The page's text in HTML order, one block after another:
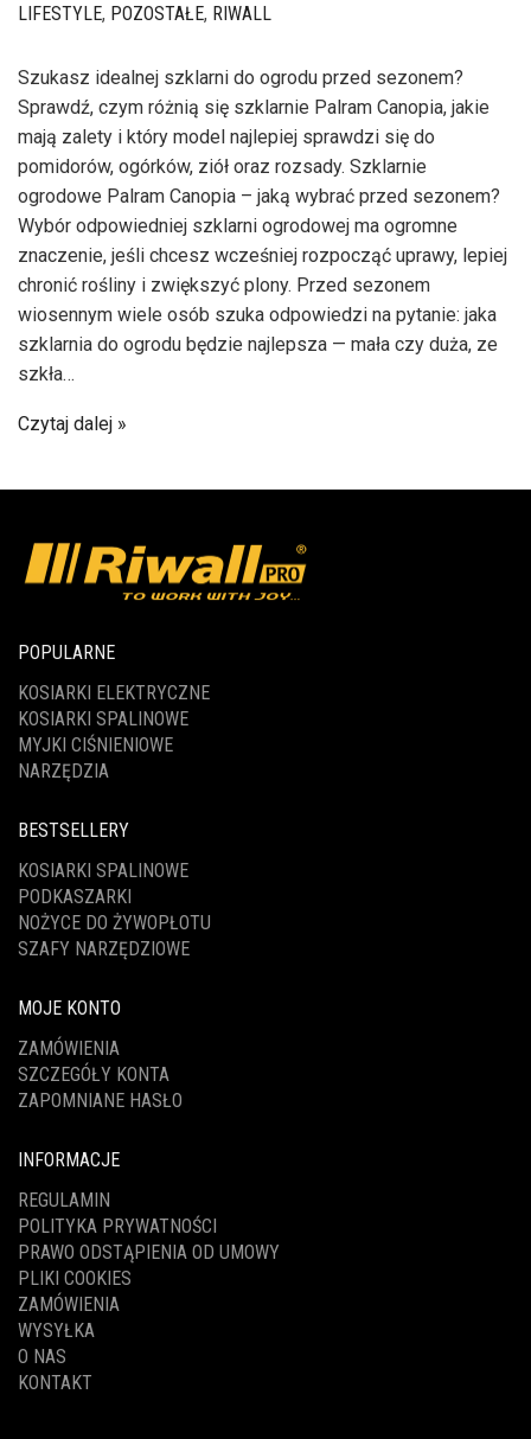
LIFESTYLE, POZOSTAŁE, RIWALL
Szukasz idealnej szklarni do ogrodu przed sezonem?
Sprawdź, czym różnią się szklarnie Palram Canopia, jakie
mają zalety i który model najlepiej sprawdzi się do
pomidorów, ogórków, ziół oraz rozsady. Szklarnie
ogrodowe Palram Canopia – jaką wybrać przed sezonem?
Wybór odpowiedniej szklarni ogrodowej ma ogromne
znaczenie, jeśli chcesz wcześniej rozpocząć uprawy, lepiej
chronić rośliny i zwiększyć plony. Przed sezonem
wiosennym wiele osób szuka odpowiedzi na pytanie: jaka
szklarnia do ogrodu będzie najlepsza — mała czy duża, ze
szkła…
Czytaj dalej
POPULARNE
KOSIARKI ELEKTRYCZNE
KOSIARKI SPALINOWE
MYJKI CIŚNIENIOWE
NARZĘDZIA
BESTSELLERY
KOSIARKI SPALINOWE
PODKASZARKI
NOŻYCE DO ŻYWOPŁOTU
SZAFY NARZĘDZIOWE
MOJE KONTO
ZAMÓWIENIA
SZCZEGÓŁY KONTA
ZAPOMNIANE HASŁO
INFORMACJE
REGULAMIN
POLITYKA PRYWATNOŚCI
PRAWO ODSTĄPIENIA OD UMOWY
PLIKI COOKIES
ZAMÓWIENIA
WYSYŁKA
O NAS
KONTAKT